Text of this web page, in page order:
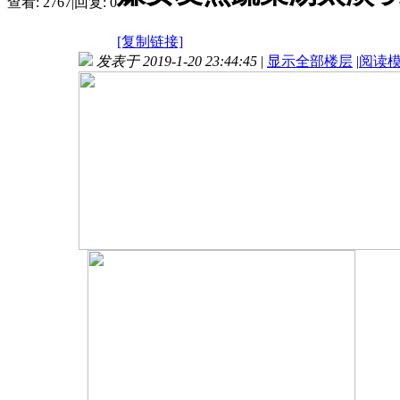
[复制链接]
发表于 2019-1-20 23:44:45 | 显示全部楼层 |阅读